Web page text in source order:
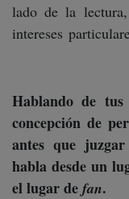
lado de la
intereses
Hablando de
concepción de
antes que
habla desde un
el lugar de fan.